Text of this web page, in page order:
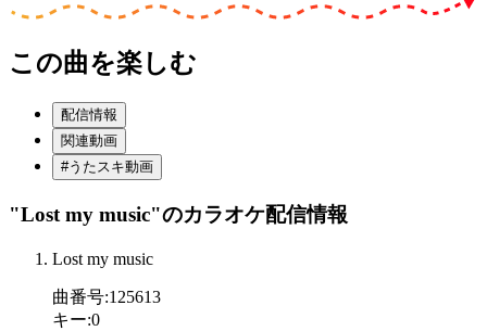
この曲を楽しむ
配信情報
関連動画
#うたスキ動画
"Lost my music"のカラオケ配信情報
Lost my music
曲番号:125613
キー:0